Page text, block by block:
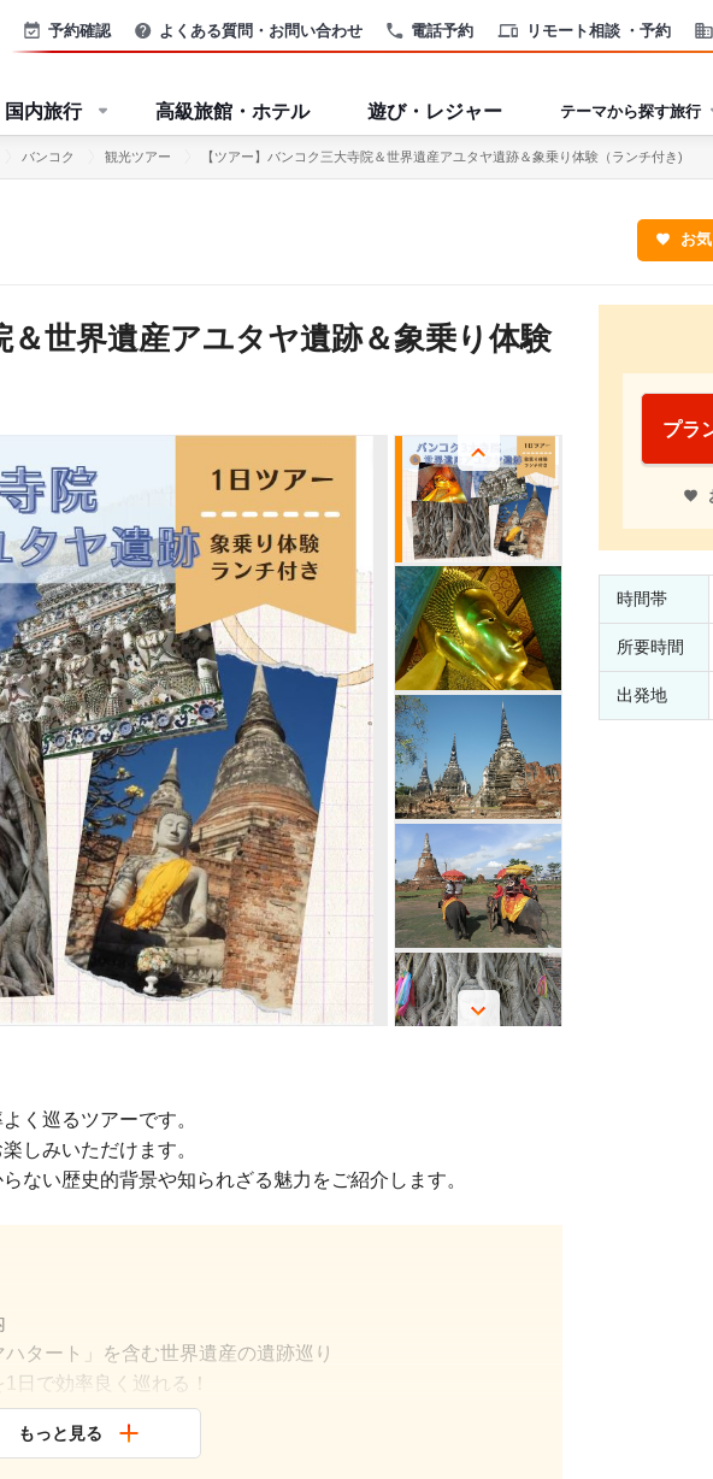
電話予約 リモート相談 ・予約
予約確認 よくある質問・お問い合わせ
国内旅行 高級旅館・ホテル 遊び・レジャー テーマから探す旅行
バンコク 観光ツアー 【ツアー】バンコク三大寺院＆世界遺産アユタヤ遺跡＆象乗り体験（ランチ付き)
お
＆世界遺産アユタヤ遺跡＆象乗り体験
く巡るツアーです。
しみいただけます。
ない歴史的背景や知られざる魅力をご紹介します。
タート」を含む世界遺産の遺跡巡り
日で効率良く巡れる！
もっと見る
プラ
時間帯
所要時間
出発地